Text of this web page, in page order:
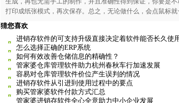
打印成纸张模式，再次保存。总之，无论做什么，会点鼠标就
猜您喜欢
进销存软件的可支持升级直接决定着软件能否长久使
怎么选择正确的ERP系统
如何有效改善仓储信息的精确性？
管家婆仓库管理软件助力杭州春秋车行加速发展
容易对仓库管理软件价位产生误判的情况
进销存软件从引进到使用过程中的要点
购买管家婆软件付款方式汇总
管家婆进销存软件全心全意助力中小企业发展